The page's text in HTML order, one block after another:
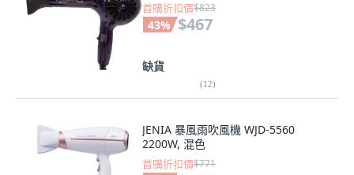
首購折扣價$823
43% $467
缺貨
(12)
JENIA 暴風雨吹風機 WJD-5560
2200W, 混色
首購折扣價$771